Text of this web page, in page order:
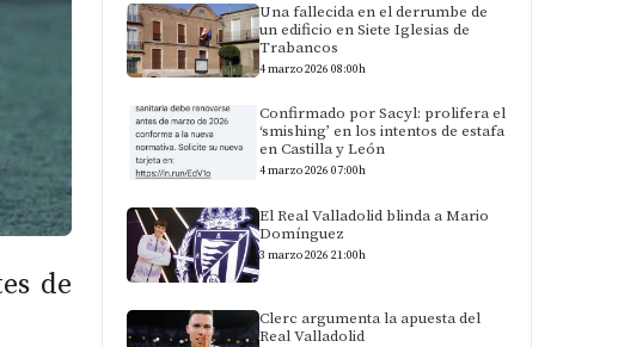
de
Una fallecida en el derrumbe de
un edificio en Siete Iglesias de
Trabancos
4 marzo 2026 08:00h
Confirmado por Sacyl: prolifera el
‘smishing’ en los intentos de estafa
en Castilla y León
4 marzo 2026 07:00h
El Real Valladolid blinda a Mario
Domínguez
3 marzo 2026 21:00h
Clerc argumenta la apuesta del
Real Valladolid